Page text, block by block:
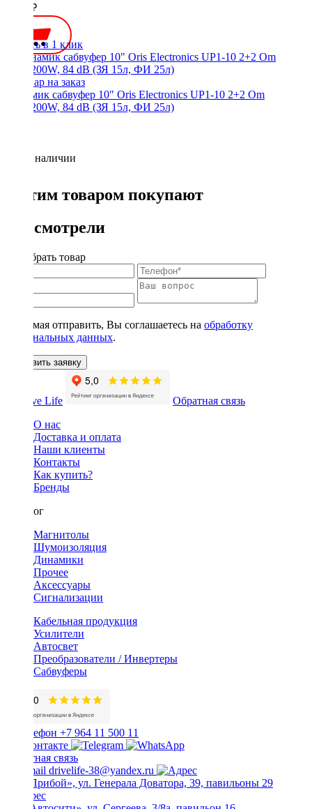
7850 ₽
Купить в 1 клик
Динамик сабвуфер 10" Oris Electronics UP1-10 2+2 Om
600/1200W, 84 dB (ЗЯ 15л, ФИ 25л)
Нет в наличии
С этим товаром покупают
Вы смотрели
Подобрать товар
Нажимая отправить, Вы соглашаетесь на обработку
персональных данных.
Оставить заявку
Обратная связь
О нас
Доставка и оплата
Наши клиенты
Контакты
Как купить?
Бренды
Каталог
Магнитолы
Шумоизоляция
Динамики
Прочее
Аксессуары
Сигнализации
Кабельная продукция
Усилители
Автосвет
Преобразователи / Инвертеры
Сабвуферы
+7 964 11 500 11
Обратная связь
drivelife-38@yandex.ru
ТЦ «Прибой», ул. Генерала Доватора, 39, павильоны 29